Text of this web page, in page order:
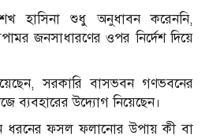
শেখ হাসিনা শুধু অনুধাবন করেননি,
জনসাধারণের ওপর নির্দেশ দিয়ে
সরকারি বাসভবন গণভবনের
ব্যবহারের উদ্যোগ নিয়েছেন।
ধরনের ফসল ফলানোর উপায় কী বা